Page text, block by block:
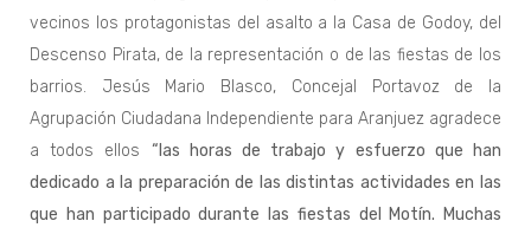
vecinos los protagonistas del asalto a la Casa de Godoy, del
Descenso Pirata, de la representación o de las fiestas de los
barrios. Jesús Mario Blasco, Concejal Portavoz de la
Agrupación Ciudadana Independiente para Aranjuez agradece
a todos ellos “las horas de trabajo y esfuerzo que han
dedicado a la preparación de las distintas actividades en las
que han participado durante las fiestas del Motín. Muchas